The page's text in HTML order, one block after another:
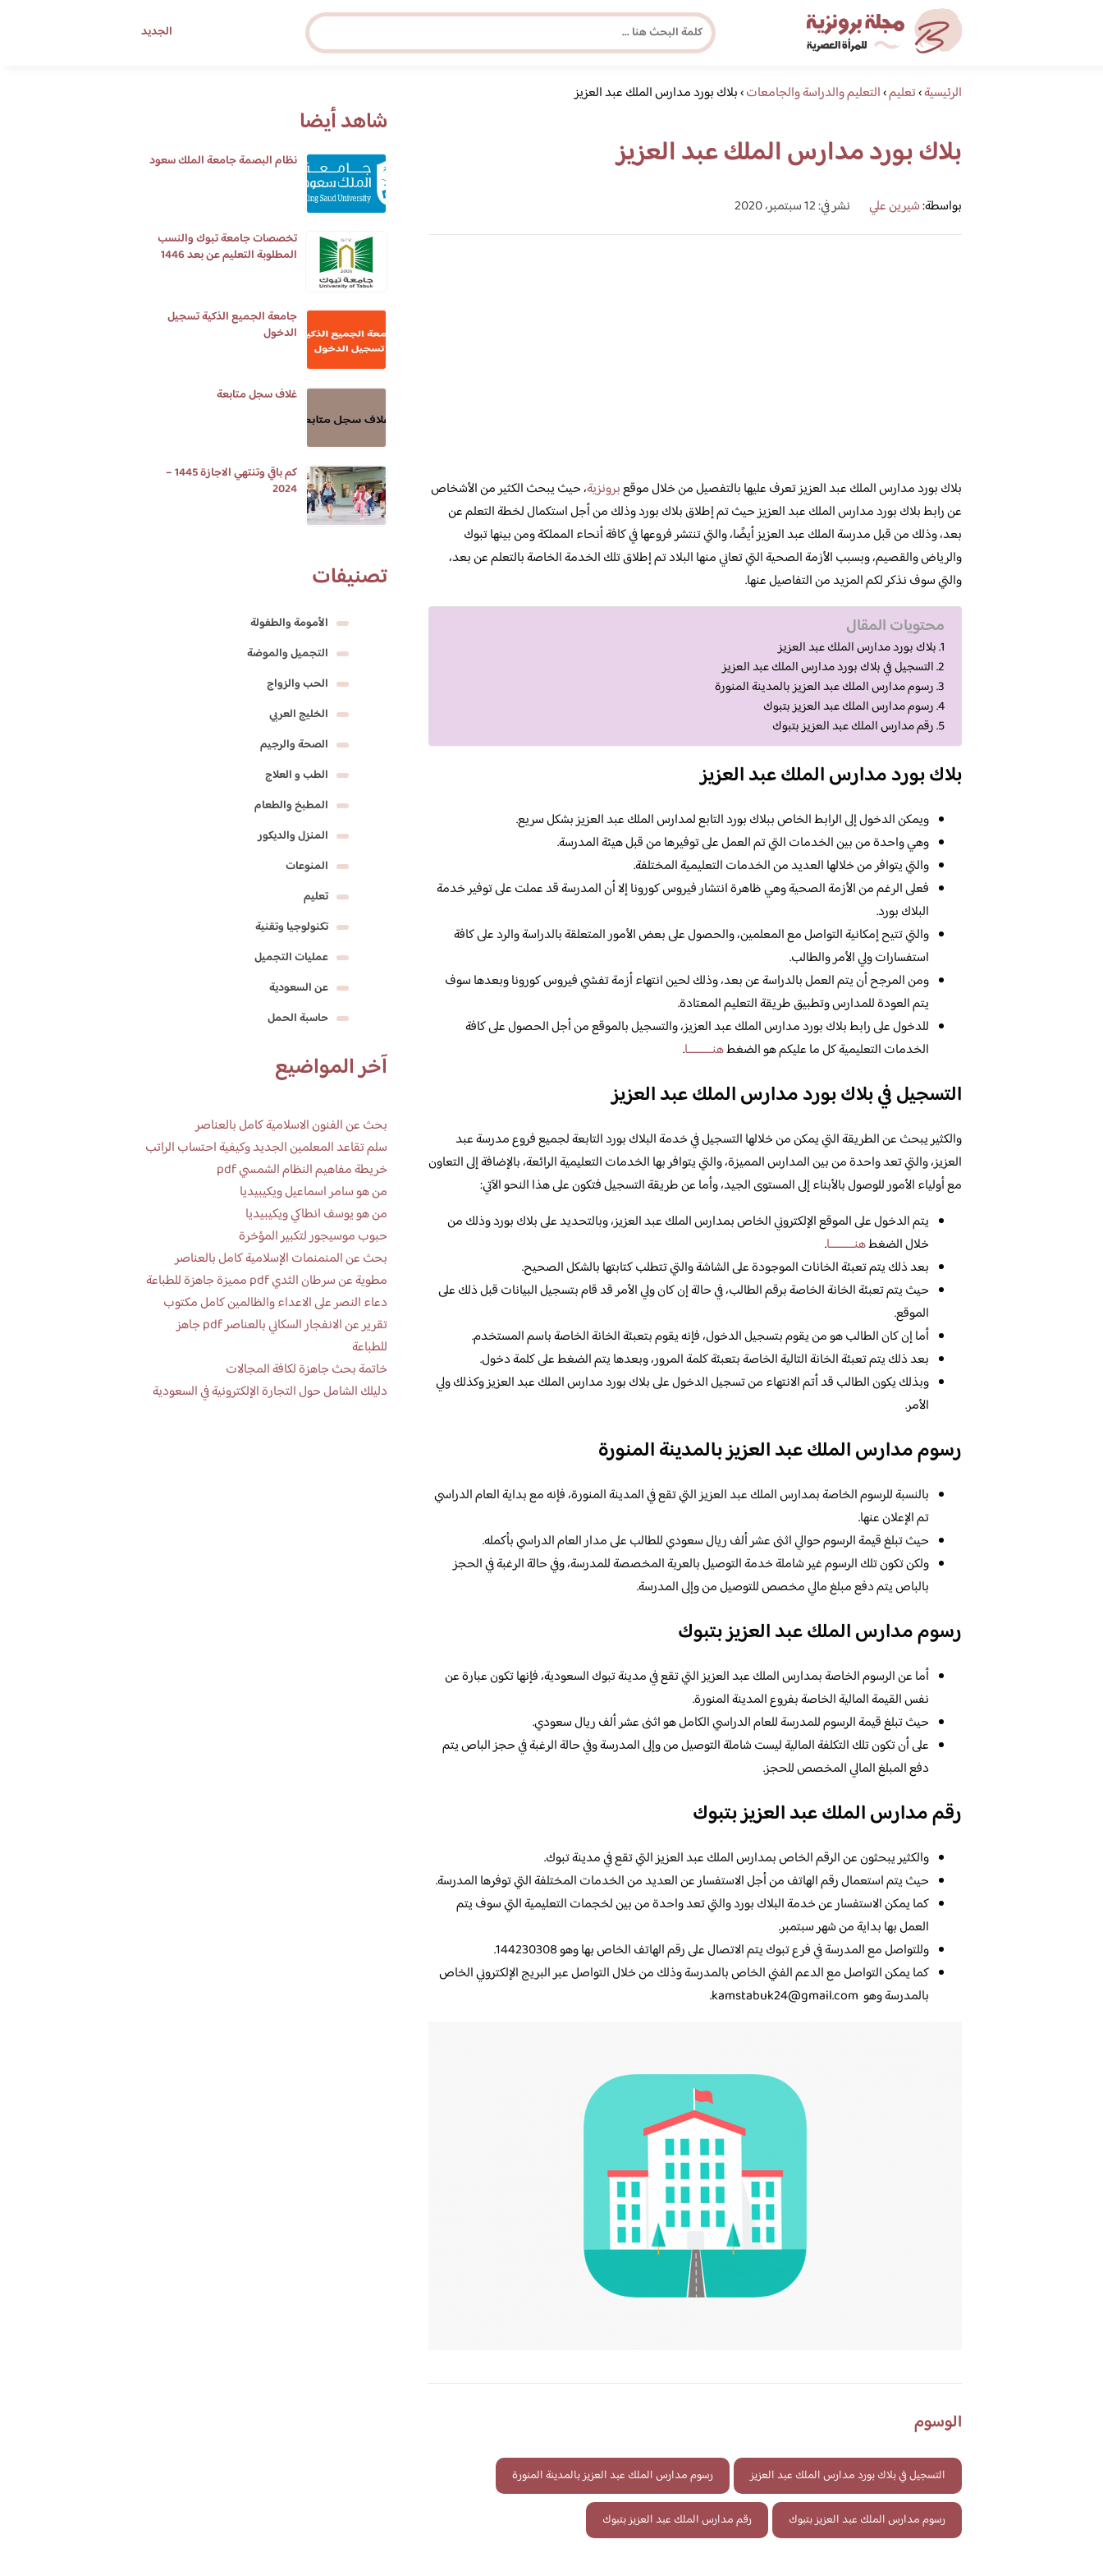
الجديد
مجلة برونزية للفتاة العصرية
ابحث عن أي موضوع يهمك
الرئيسية›تعليم›التعليم والدراسة والجامعات›بلاك بورد مدارس الملك عبد العزيز
بلاك بورد مدارس الملك عبد العزيز
بواسطة:شيرين علي نشر في: 12 سبتمبر، 2020
بلاك بورد مدارس الملك عبد العزيز تعرف عليها بالتفصيل من خلال موقعبرونزية، حيث يبحث الكثير من الأشخاص
عن رابط بلاك بورد مدارس الملك عبد العزيز حيث تم إطلاق بلاك بورد وذلك من أجل استكمال لخطة التعلم عن
بعد، وذلك من قبل مدرسة الملك عبد العزيز أيضًا، والتي تنتشر فروعها في كافة أنحاء المملكة ومن بينها تبوك
والرياض والقصيم، وبسبب الأزمة الصحية التي تعاني منها البلاد تم إطلاق تلك الخدمة الخاصة بالتعلم عن بعد،
والتي سوف نذكر لكم المزيد من التفاصيل عنها.
محتويات المقال
بلاك بورد مدارس الملك عبد العزيز
التسجيل في بلاك بورد مدارس الملك عبد العزيز
رسوم مدارس الملك عبد العزيز بالمدينة المنورة
رسوم مدارس الملك عبد العزيز بتبوك
رقم مدارس الملك عبد العزيز بتبوك
بلاك بورد مدارس الملك عبد العزيز
ويمكن الدخول إلى الرابط الخاص ببلاك بورد التابع لمدارس الملك عبد العزيز بشكل سريع.
وهي واحدة من بين الخدمات التي تم العمل على توفيرها من قبل هيئة المدرسة.
والتي يتوافر من خلالها العديد من الخدمات التعليمية المختلفة.
فعلى الرغم من الأزمة الصحية وهي ظاهرة انتشار فيروس كورونا إلا أن المدرسة قد عملت على توفير خدمة
البلاك بورد.
والتي تتيح إمكانية التواصل مع المعلمين، والحصول على بعض الأمور المتعلقة بالدراسة والرد على كافة
استفسارات ولي الأمر والطالب.
ومن المرجح أن يتم العمل بالدراسة عن بعد، وذلك لحين انتهاء أزمة تفشي فيروس كورونا وبعدها سوف
يتم العودة للمدارس وتطبيق طريقة التعليم المعتادة.
للدخول على رابط بلاك بورد مدارس الملك عبد العزيز، والتسجيل بالموقع من أجل الحصول على كافة
الخدمات التعليمية كل ما عليكم هو الضغطهنــــــــــا.
التسجيل في بلاك بورد مدارس الملك عبد العزيز
والكثير يبحث عن الطريقة التي يمكن من خلالها التسجيل في خدمة البلاك بورد التابعة لجميع فروع مدرسة عبد
العزيز، والتي تعد واحدة من بين المدارس المميزة، والتي يتوافر بها الخدمات التعليمية الرائعة، بالإضافة إلى التعاون
مع أولياء الأمور للوصول بالأبناء إلى المستوى الجيد، وأما عن طريقة التسجيل فتكون على هذا النحو الآتي:
يتم الدخول على الموقع الإلكتروني الخاص بمدارس الملك عبد العزيز، وبالتحديد على بلاك بورد وذلك من
خلال الضغطهنــــــــــا.
بعد ذلك يتم تعبئة الخانات الموجودة على الشاشة والتي تتطلب كتابتها بالشكل الصحيح.
حيث يتم تعبئة الخانة الخاصة برقم الطالب، في حالة إن كان ولي الأمر قد قام بتسجيل البيانات قبل ذلك على
الموقع.
أما إن كان الطالب هو من يقوم بتسجيل الدخول، فإنه يقوم بتعبئة الخانة الخاصة باسم المستخدم.
بعد ذلك يتم تعبئة الخانة التالية الخاصة بتعبئة كلمة المرور، وبعدها يتم الضغط على كلمة دخول.
وبذلك يكون الطالب قد أتم الانتهاء من تسجيل الدخول على بلاك بورد مدارس الملك عبد العزيز وكذلك ولي
الأمر.
رسوم مدارس الملك عبد العزيز بالمدينة المنورة
بالنسبة للرسوم الخاصة بمدارس الملك عبد العزيز التي تقع في المدينة المنورة، فإنه مع بداية العام الدراسي
تم الإعلان عنها.
حيث تبلغ قيمة الرسوم حوالي اثنى عشر ألف ريال سعودي للطالب على مدار العام الدراسي بأكمله.
ولكن تكون تلك الرسوم غير شاملة خدمة التوصيل بالعربة المخصصة للمدرسة، وفي حالة الرغبة في الحجز
بالباص يتم دفع مبلغ مالي مخصص للتوصيل من وإلى المدرسة.
رسوم مدارس الملك عبد العزيز بتبوك
أما عن الرسوم الخاصة بمدارس الملك عبد العزيز التي تقع في مدينة تبوك السعودية، فإنها تكون عبارة عن
نفس القيمة المالية الخاصة بفروع المدينة المنورة.
حيث تبلغ قيمة الرسوم للمدرسة للعام الدراسي الكامل هو اثنى عشر ألف ريال سعودي.
على أن تكون تلك التكلفة المالية ليست شاملة التوصيل من وإلى المدرسة وفي حالة الرغبة في حجز الباص يتم
دفع المبلغ المالي المخصص للحجز.
رقم مدارس الملك عبد العزيز بتبوك
والكثير يبحثون عن الرقم الخاص بمدارس الملك عبد العزيز التي تقع في مدينة تبوك.
حيث يتم استعمال رقم الهاتف من أجل الاستفسار عن العديد من الخدمات المختلفة التي توفرها المدرسة.
كما يمكن الاستفسار عن خدمة البلاك بورد والتي تعد واحدة من بين لخجمات التعليمية التي سوف يتم
العمل بها بداية من شهر سبتمبر.
وللتواصل مع المدرسة في فرع تبوك يتم الاتصال على رقم الهاتف الخاص بها وهو 144230308.
كما يمكن التواصل مع الدعم الفني الخاص بالمدرسة وذلك من خلال التواصل عبر البريج الإلكتروني الخاص
بالمدرسة وهو kamstabuk24@gmail.com
.
الوسوم
التسجيل في بلاك بورد مدارس الملك عبد العزيز رسوم مدارس الملك عبد العزيز بالمدينة المنورة
رسوم مدارس الملك عبد العزيز بتبوك رقم مدارس الملك عبد العزيز بتبوك
شاهد أيضا
نظام البصمة جامعة الملك سعود
تخصصات جامعة تبوك والنسب
المطلوبة التعليم عن بعد 1446
جامعة الجميع الذكية تسجيل
الدخول
غلاف سجل متابعة
كم باقي وتنتهي الاجازة 1445 –
2024
تصنيفات
الأمومة والطفولة
التجميل والموضة
الحب والزواج
الخليج العربي
الصحة والرجيم
الطب و العلاج
المطبخ والطعام
المنزل والديكور
المنوعات
تعليم
تكنولوجيا وتقنية
عمليات التجميل
عن السعودية
حاسبة الحمل
آخر المواضيع
بحث عن الفنون الاسلامية كامل بالعناصر
سلم تقاعد المعلمين الجديد وكيفية احتساب الراتب
خريطة مفاهيم النظام الشمسي pdf
من هو سامر اسماعيل ويكيبيديا
من هو يوسف انطاكي ويكيبيديا
حبوب موسيجور لتكبير المؤخرة
بحث عن المنمنمات الإسلامية كامل بالعناصر
مطوية عن سرطان الثدي pdf مميزة جاهزة للطباعة
دعاء النصر على الاعداء والظالمين كامل مكتوب
تقرير عن الانفجار السكاني بالعناصر pdf جاهز
للطباعة
خاتمة بحث جاهزة لكافة المجالات
دليلك الشامل حول التجارة الإلكترونية في السعودية